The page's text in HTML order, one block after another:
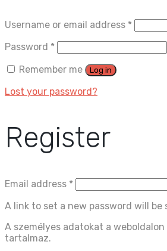
Username or email address *
Password *
Remember me
Log in
Lost your password?
Register
Email address *
A link to set a new password will be
A személyes adatokat a
tartalmaz.